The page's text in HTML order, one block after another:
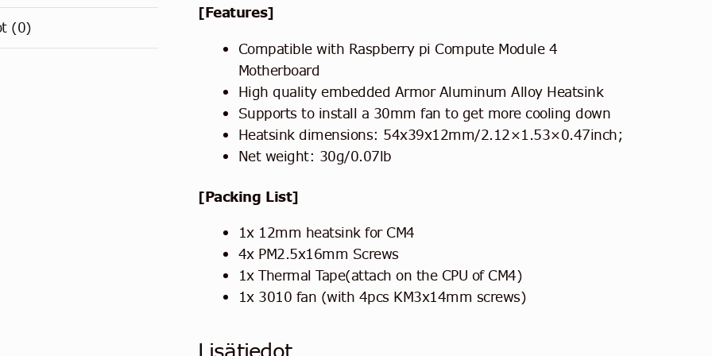
(0)
[Features]
Compatible with Raspberry pi Compute Module 4
Motherboard
High quality embedded Armor Aluminum Alloy Heatsink
Supports to install a 30mm fan to get more cooling down
Heatsink dimensions: 54x39x12mm/2.12×1.53×0.47inch;
Net weight: 30g/0.07lb
[Packing List]
1x 12mm heatsink for CM4
4x PM2.5x16mm Screws
1x Thermal Tape(attach on the CPU of CM4)
1x 3010 fan (with 4pcs KM3x14mm screws)